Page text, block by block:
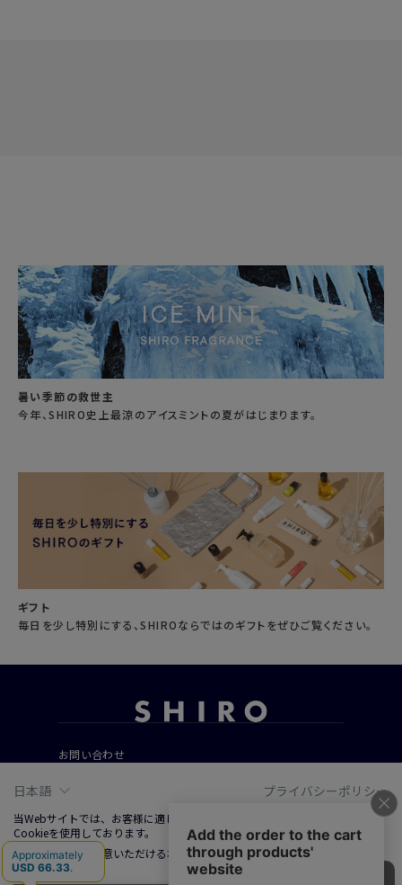
暑い季節の救世主
今年、SHIRO史上最涼のアイスミントの夏がはじまります。
ギフト
毎日を少し特別にする、SHIROならではのギフトをぜひご覧ください。
お問い合わせ
よくあるご質問
会社概要
ご利用規約
日本語 プライバシーポリシー
当Webサイトでは、お客様に適した情報およびサービスを提供するために、
Cookieを使用しております。
Cookieの使用に同意いただける場合は、「同意する」をクリックしてくださ
い。